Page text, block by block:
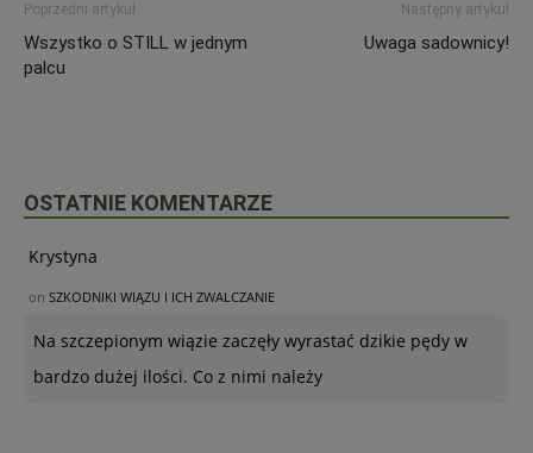
Poprzedni artykuł
Wszystko o STILL w jednym
palcu
Następny artykuł
Uwaga sadownicy!
OSTATNIE KOMENTARZE
Krystyna
on SZKODNIKI WIĄZU I ICH ZWALCZANIE
Na szczepionym wiązie zaczęły wyrastać dzikie pędy w
bardzo dużej ilości. Co z nimi należy